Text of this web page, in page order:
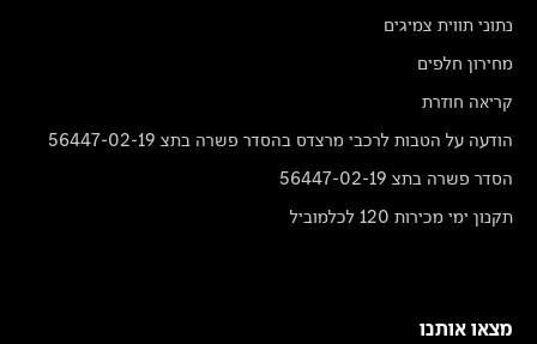
נתוני תווית צמיגים
מחירון חלפים
קריאה חוזרת
הודעה על הטבות לרכבי מרצדס בהסדר פשרה בתצ 56447-02-19
הסדר פשרה בתצ 56447-02-19
תקנון ימי מכירות 120 לכלמוביל
מצאו אותנו